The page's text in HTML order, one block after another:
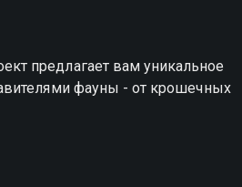
предлагает вам уникальное
фауны - от крошечных